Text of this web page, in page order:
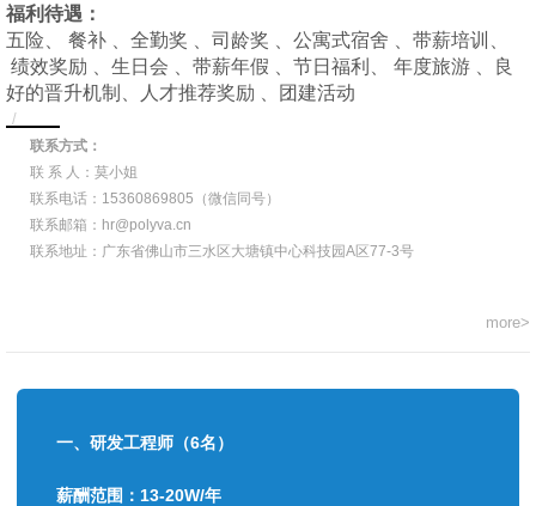
福利待遇：
五险、 餐补 、全勤奖 、司龄奖 、公寓式宿舍 、带薪培训、
绩效奖励 、生日会 、带薪年假 、节日福利、 年度旅游 、良
好的晋升机制、人才推荐奖励 、团建活动
联系方式：
联 系 人：莫小姐
联系电话：15360869805（微信同号）
联系邮箱：hr@polyva.cn
联系地址：广东省佛山市三水区大塘镇中心科技园A区77-3号
more>
一、研发工程师（6名）
薪酬范围：13-20W/年